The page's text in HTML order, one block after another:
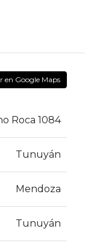
en Google Maps
Roca 1084
Tunuyán
Mendoza
Tunuyán